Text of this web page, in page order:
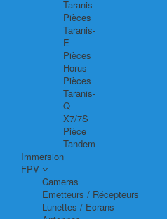
Taranis
Pièces
Taranis-
E
Pièces
Horus
Pièces
Taranis-
Q
X7/7S
Pièce
Tandem
Immersion
FPV
Cameras
Emetteurs / Récepteurs
Lunettes / Ecrans